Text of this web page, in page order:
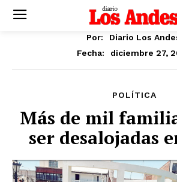
Por:
Diario Los
Fecha:
diciembre 27,
POLÍTICA
Más de mil
ser desalojadas